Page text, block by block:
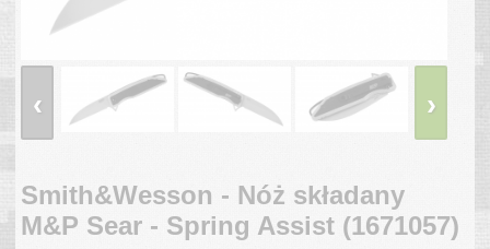
›
‹
Smith&Wesson - Nóż składany
M&P Sear - Spring Assist (1671057)